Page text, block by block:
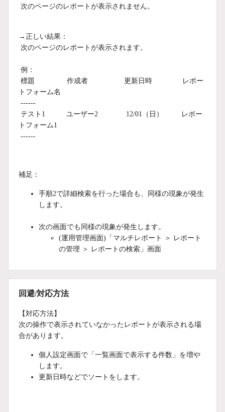
次のページのレポートが表示されません。
→正しい結果：
次のページのレポートが表示されます。
例：
標題 作成者 更新日時 レポー
トフォーム名
------
テスト1 ユーザー2 12/01（日） レポー
トフォーム1
------
補足：
手順2で詳細検索を行った場合も、同様の現象が発生
します。
次の画面でも同様の現象が発生します。
(運用管理画面)「マルチレポート ＞ レポート
の管理 ＞ レポートの検索」画面
回避/対応方法
【対応方法】
次の操作で表示されていなかったレポートが表示される場
合があります。
個人設定画面で「一覧画面で表示する件数」を増や
します。
更新日時などでソートをします。